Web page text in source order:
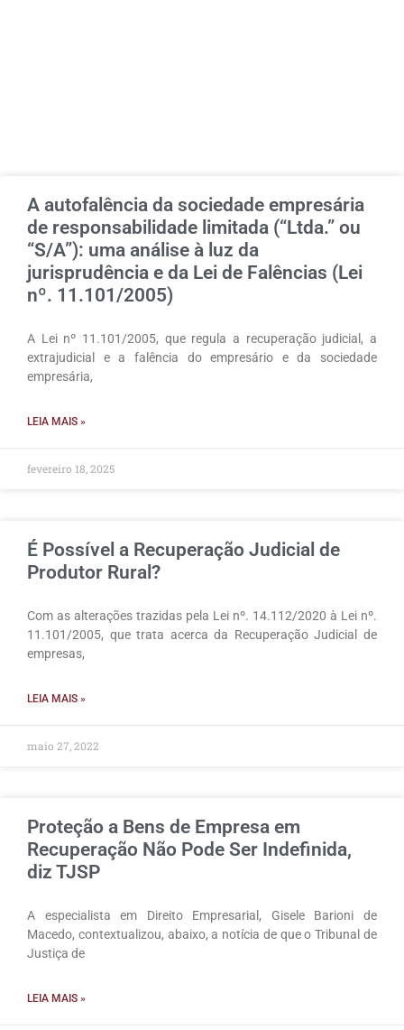
A autofalência da sociedade empresária
de responsabilidade limitada (“Ltda.” ou
“S/A”): uma análise à luz da
jurisprudência e da Lei de Falências (Lei
nº. 11.101/2005)
A Lei nº 11.101/2005, que regula a recuperação judicial, a
extrajudicial e a falência do empresário e da sociedade
empresária,
LEIA MAIS »
fevereiro 18, 2025
É Possível a Recuperação Judicial de
Produtor Rural?
Com as alterações trazidas pela Lei nº. 14.112/2020 à Lei nº.
11.101/2005, que trata acerca da Recuperação Judicial de
empresas,
LEIA MAIS »
maio 27, 2022
Proteção a Bens de Empresa em
Recuperação Não Pode Ser Indefinida,
diz TJSP
A especialista em Direito Empresarial, Gisele Barioni de
Macedo, contextualizou, abaixo, a notícia de que o Tribunal de
Justiça de
LEIA MAIS »